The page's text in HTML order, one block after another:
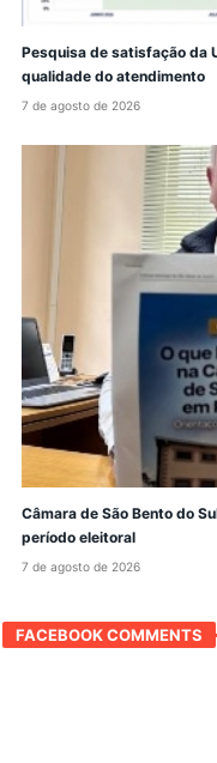
Pesquisa de satisfação da
qualidade do atendimento
7 de agosto de 2026
Câmara de São Bento do
período eleitoral
7 de agosto de 2026
FACEBOOK COMMENTS